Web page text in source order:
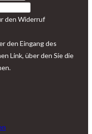
den Widerruf
den Eingang des
Link, über den Sie die